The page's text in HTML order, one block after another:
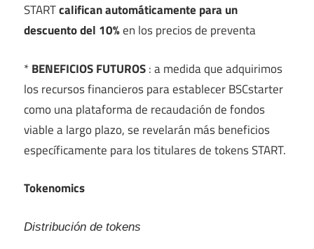
STARTcalifican automáticamente para un
descuento del 10%en los precios de preventa
*BENEFICIOS FUTUROS: a medida que adquirimos
los recursos financieros para establecer BSCstarter
como una plataforma de recaudación de fondos
viable a largo plazo, se revelarán más beneficios
específicamente para los titulares de tokens START.
Tokenomics
Distribución de tokens